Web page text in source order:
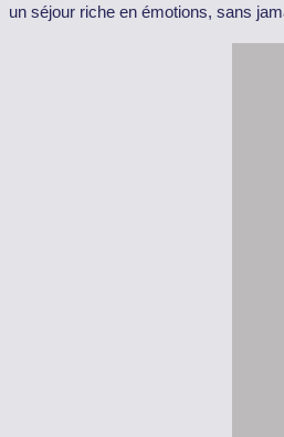
un séjour riche en émotions, sans